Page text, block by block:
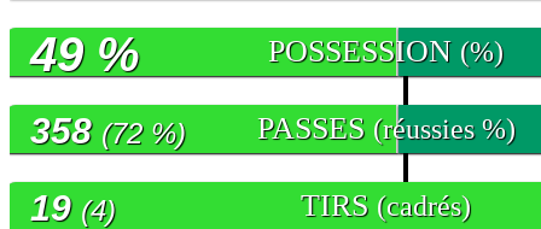
POSSESSION (%)
49 %
PASSES (réussies %)
358 (72 %)
TIRS (cadrés)
19 (4)